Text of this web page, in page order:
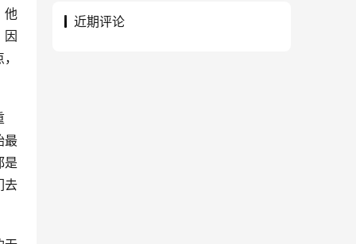
他
因
最
是
去
近期评论